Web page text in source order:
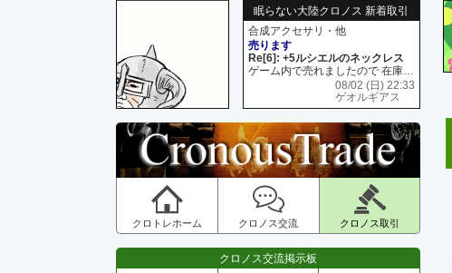
眠らない大陸クロノス 新着取引
合成アクセサリ・他
売ります
Re[6]: +5ルシエルのネックレス
ゲーム内で売れましたので 在庫がネク1 リング4 となります リングのお値段は80G といたします
08/02 (日) 22:33
ゲオルギアス
クロトレホーム クロノス交流 クロノス取引
クロノス交流掲示板